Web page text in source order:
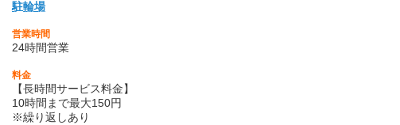
駐輪場
営業時間
24時間営業
料金
【長時間サービス料金】
10時間まで最大150円
※繰り返しあり